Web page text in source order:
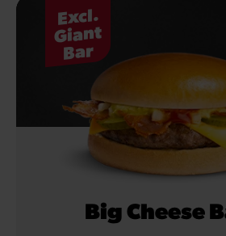
Excl.
Giant
Bar
Big Cheese